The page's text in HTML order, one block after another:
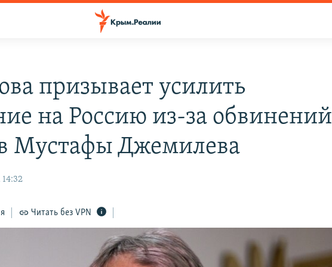
призывает усилить
на Россию из-за обвинений
Мустафы Джемилева
Читать без VPN